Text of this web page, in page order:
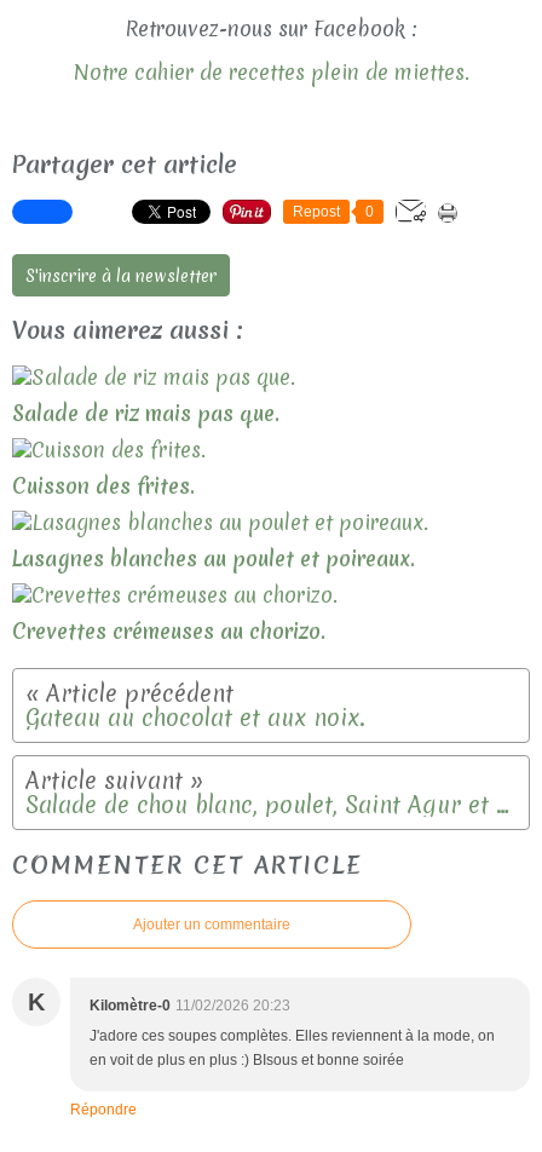
Retrouvez-nous sur Facebook :
Notre cahier de recettes plein de miettes.
Partager cet article
Repost 0
S'inscrire à la newsletter
Vous aimerez aussi :
Salade de riz mais pas que.
Cuisson des frites.
Lasagnes blanches au poulet et poireaux.
Crevettes crémeuses au chorizo.
Gateau au chocolat et aux noix.
Salade de chou blanc, poulet, Saint Agur et fruits secs.
COMMENTER CET ARTICLE
Ajouter un commentaire
K Kilomètre-0 11/02/2026 20:23
J'adore ces soupes complètes. Elles reviennent à la mode, on
en voit de plus en plus :) BIsous et bonne soirée
Répondre